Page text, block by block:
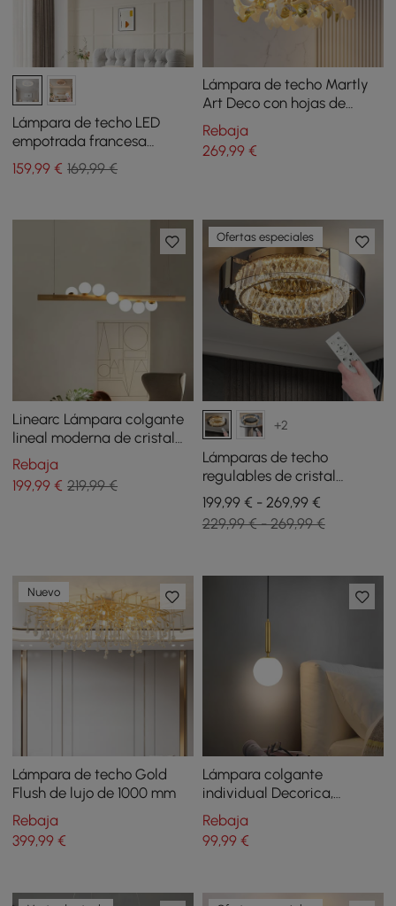
Lámpara de techo LED
empotrada francesa
elegante de resina blanca
tallada en 3D
159,99 € 169,99 €
Lámpara de techo Martly
Art Deco con hojas de
ginkgo, 6 luces, de metal
blanco y dorado
Rebaja
269,99€
Linearc Lámpara colgante
lineal moderna de cristal
con 7 luces para isla de
cocina
Rebaja
199,99 € 219,99 €
Ofertas especiales
+2
Lámparas de techo
regulables de cristal
Orlova, luz LED de montaje
empotrado de 3 modos con
control remoto
199,99 € - 269,99 €
229,99 € - 269,99 €
Nuevo
Lámpara de techo Gold
Flush de lujo de 1000 mm
Rebaja
399,99 €
Lámpara colgante
individual Decorica,
moderna, LED, blanca y
dorada
Rebaja
99,99€